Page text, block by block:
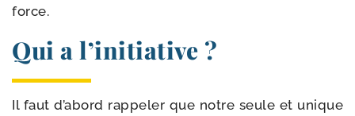
force.
Qui a l’initiative ?
Il faut d’abord rap­pe­ler que notre seule et unique